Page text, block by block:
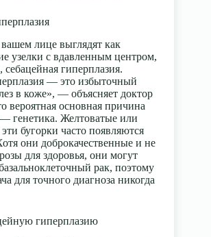
лице выглядят как
узелки с вдавленным центром,
себацейная гиперплазия.
— это избыточный
в коже», — объясняет доктор
вероятная основная причина
— генетика. Желтоватые или
бугорки часто появляются
они доброкачественные и не
для здоровья, они могут
рак, поэтому
для точного диагноза никогда
гиперплазию